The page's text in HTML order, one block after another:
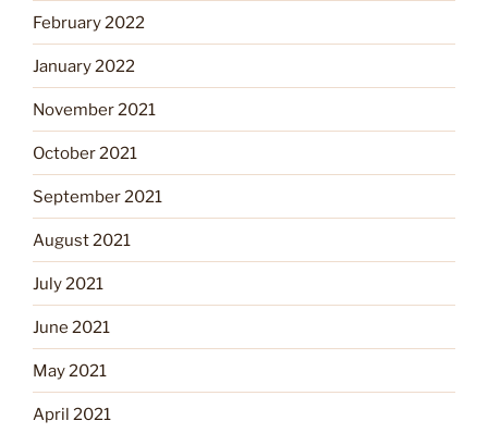
February 2022
January 2022
November 2021
October 2021
September 2021
August 2021
July 2021
June 2021
May 2021
April 2021